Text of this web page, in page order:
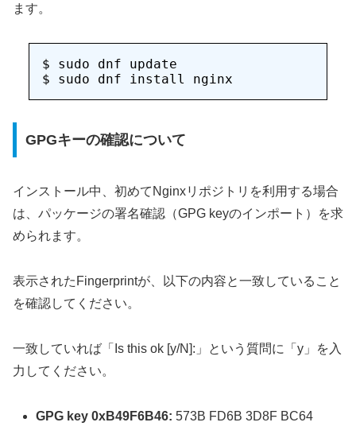
ます。
$ sudo dnf update
GPGキーの確認について
インストール中、初めてNginxリポジトリを利用する場合
は、パッケージの署名確認（GPG keyのインポート）を求
められます。
表示されたFingerprintが、以下の内容と一致していること
を確認してください。
一致していれば「Is this ok [y/N]:」という質問に「y」を入
力してください。
GPG key 0xB49F6B46: 573B FD6B 3D8F BC64